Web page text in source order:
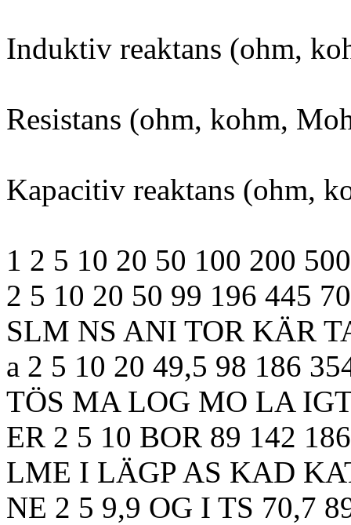
Induktiv reaktans (ohm,
Resistans (ohm, kohm,
Kapacitiv reaktans (ohm,
1 2 5 10 20 50 100 200
2 5 10 20 50 99 196 445
SLM NS ANI TOR KÄR
a 2 5 10 20 49,5 98 186
TÖS MA LOG MO LA
ER 2 5 10 BOR 89 142
LME I LÄGP AS KAD
NE 2 5 9,9 OG I TS 70,7